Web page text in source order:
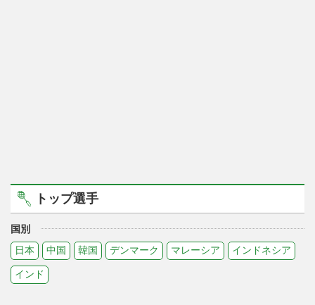
トップ選手
国別
日本
中国 韓国 デンマーク マレーシア インドネシア
インド